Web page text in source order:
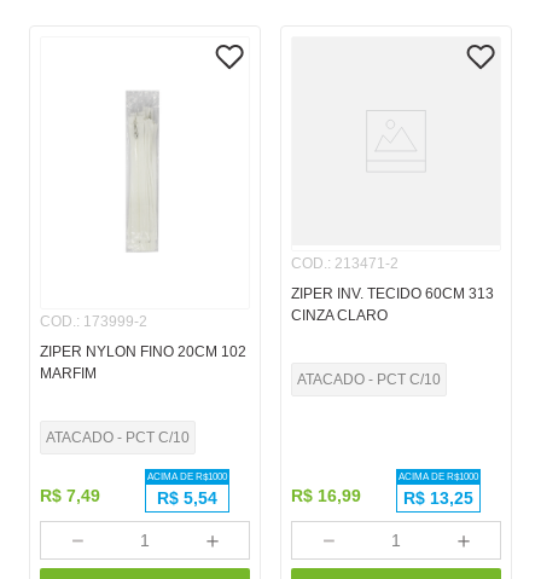
COD.: 173999-2
ZIPER NYLON FINO 20CM 102
MARFIM
ATACADO - PCT C/10
R$ 7,49
ACIMA DE R$1000
R$ 5,54
＋
－
COD.: 213471-2
ZIPER INV. TECIDO 60CM 313
CINZA CLARO
ATACADO - PCT C/10
R$ 16,99
ACIMA DE R$1000
R$ 13,25
＋
－